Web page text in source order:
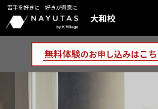
苦手を好きに 好きが得意に
大和校